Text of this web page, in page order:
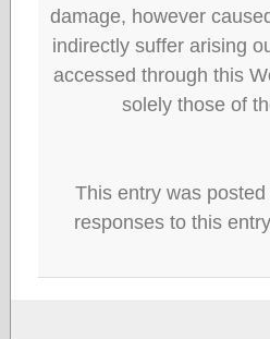
damage, however
indirectly suffer arising
accessed through this
solely those of
This entry was
responses to this